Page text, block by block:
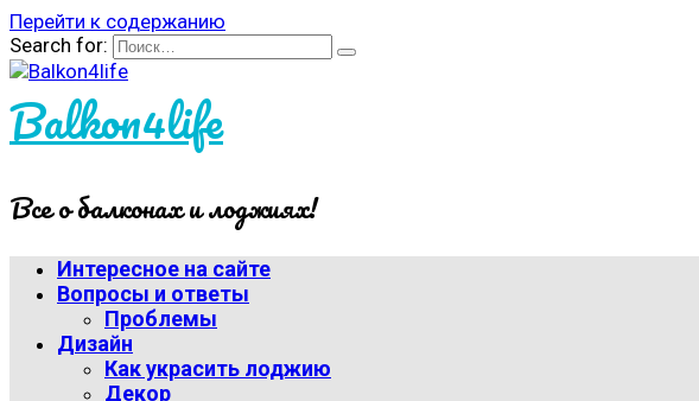
Перейти к содержанию
Search for:
Balkon4life
Все о балконах и лоджиях!
Интересное на сайте
Вопросы и ответы
Проблемы
Дизайн
Как украсить лоджию
Декор